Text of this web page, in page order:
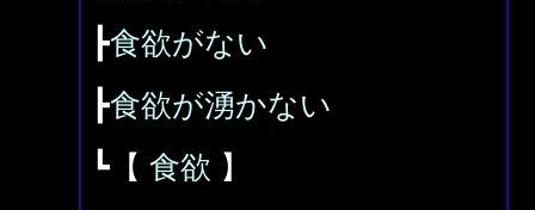
┣食欲がない
┣食欲が湧かない
┗【 食欲 】